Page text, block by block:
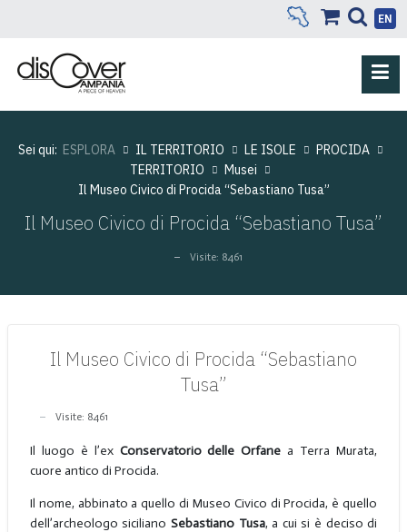
EN
Sei qui: ESPLORA IL TERRITORIO LE ISOLE
PROCIDA
TERRITORIO
Musei
Il Museo Civico di Procida “Sebastiano Tusa”
Il Museo Civico di Procida “Sebastiano Tusa”
Visite: 8461
Il Museo Civico di Procida “Sebastiano
Tusa”
Visite: 8461
Il luogo è l’ex Conservatorio delle Orfane a Terra Murata,
cuore antico di Procida.
Il nome, abbinato a quello di Museo Civico di Procida, è quello
dell’archeologo sicilianoSebastiano Tusa, a cui si è deciso di